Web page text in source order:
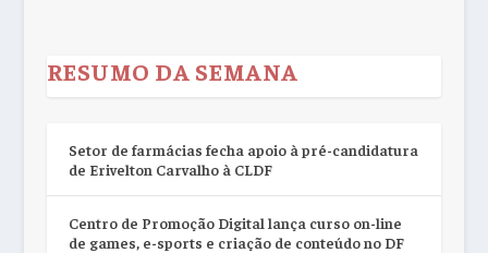
RESUMO DA SEMANA
Setor de farmácias fecha apoio à pré-candidatura
de Erivelton Carvalho à CLDF
Centro de Promoção Digital lança curso on-line
de games, e-sports e criação de conteúdo no DF